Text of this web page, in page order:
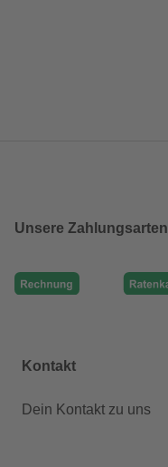
Unsere Zahlungsarten
Kontakt
Dein Kontakt zu uns